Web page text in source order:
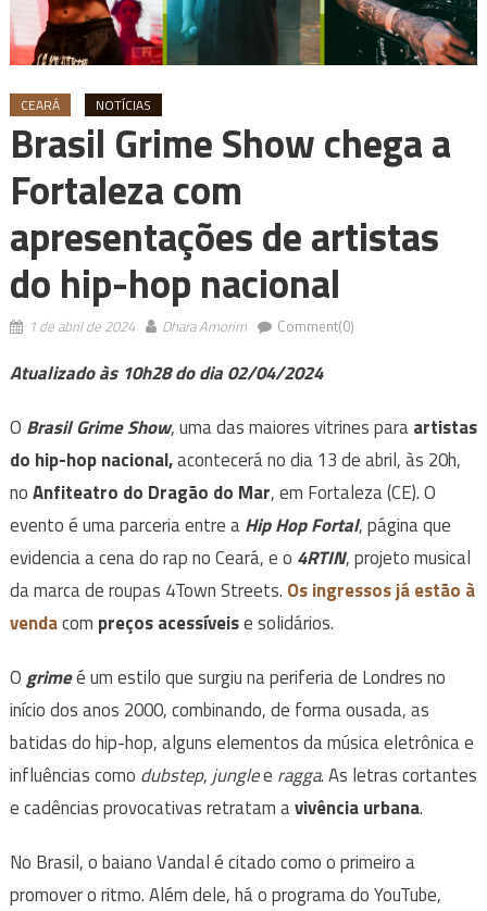
CEARÁ NOTÍCIAS
Brasil Grime Show chega a
Fortaleza com
apresentações de artistas
do hip-hop nacional
1 de abril de 2024 Dhara Amorim Comment(0)
Atualizado às 10h28 do dia 02/04/2024
O Brasil Grime Show, uma das maiores vitrines paraartistas
do hip-hop nacional,acontecerá no dia 13 de abril, às 20h,
noAnfiteatro do Dragão do Mar, em Fortaleza (CE). O
evento é uma parceria entre aHip Hop Fortal, página que
evidencia a cena do rap no Ceará, e o 4RTIN, projeto musical
da marca de roupas 4Town Streets. Os ingressos já estão à
vendacom preços acessíveise solidários.
Ogrimeé um estilo que surgiu na periferia de Londres no
início dos anos 2000, combinando, de forma ousada, as
batidas do hip-hop, alguns elementos da música eletrônica e
influências como dubstep, junglee ragga. As letras cortantes
e cadências provocativas retratam avivência urbana.
No Brasil, o baiano Vandal é citado como o primeiro a
promover o ritmo. Além dele, há o programa do YouTube,